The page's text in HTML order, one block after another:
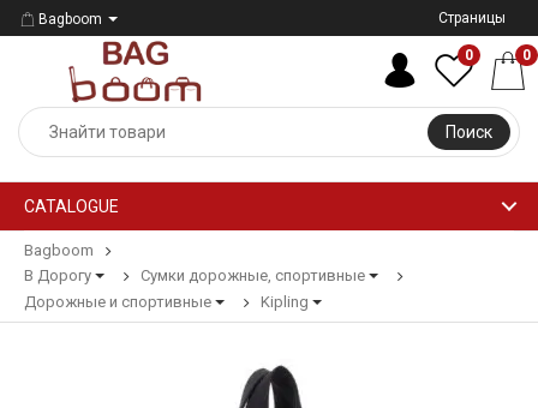
Bagboom Страницы
Поиск
0 0
CATALOGUE
Bagboom
В Дорогу
Сумки дорожные, спортивные
Дорожные и спортивные
Kipling